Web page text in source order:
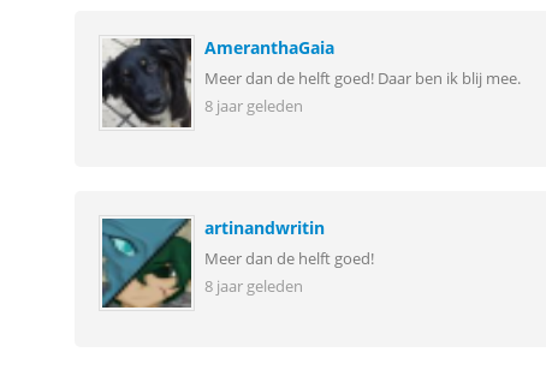
AmeranthaGaia
Meer dan de helft goed! Daar ben ik blij mee.
8 jaar geleden
artinandwritin
Meer dan de helft goed!
8 jaar geleden